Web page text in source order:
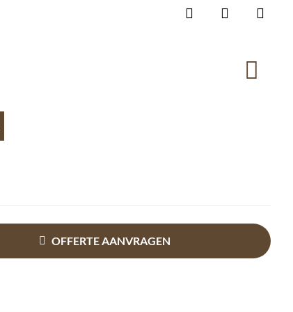
OFFERTE AANVRAGEN